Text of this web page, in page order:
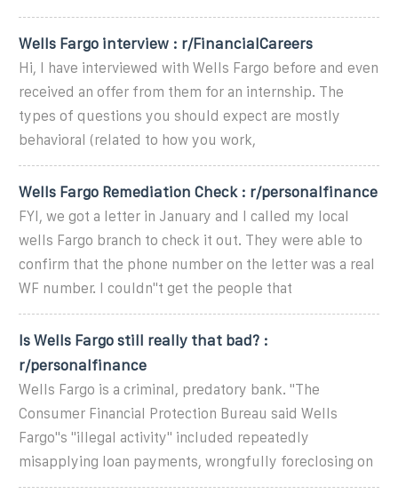
Wells Fargo interview : r/FinancialCareers
Hi, I have interviewed with Wells Fargo before and even
received an offer from them for an internship. The
types of questions you should expect are mostly
behavioral (related to how you work,
Wells Fargo Remediation Check : r/personalfinance
FYI, we got a letter in January and I called my local
wells Fargo branch to check it out. They were able to
confirm that the phone number on the letter was a real
WF number. I couldn''t get the people that
Is Wells Fargo still really that bad? :
r/personalfinance
Wells Fargo is a criminal, predatory bank. "The
Consumer Financial Protection Bureau said Wells
Fargo''s ''illegal activity'' included repeatedly
misapplying loan payments, wrongfully foreclosing on